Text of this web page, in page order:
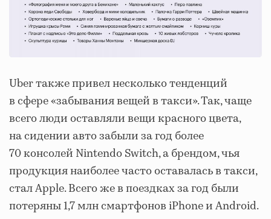
Uber также привел несколько тенденций
в сфере «забывания вещей в такси». Так, чаще
всего люди оставляли вещи красного цвета,
на сидении авто забыли за год более
70 консолей Nintendo Switch, а брендом, чья
продукция наиболее часто оставалась в такси,
стал Apple. Всего же в поездках за год были
потеряны 1,7 млн смартфонов iPhone и Android.